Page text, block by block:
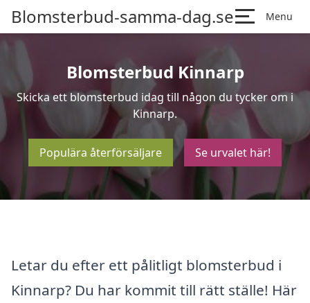
Blomsterbud-samma-dag.se Menu
Blomsterbud Kinnarp
Skicka ett blomsterbud idag till någon du tycker om i
Kinnarp.
Populära återförsäljare Se urvalet här!
Letar du efter ett pålitligt blomsterbud i
Kinnarp? Du har kommit till rätt ställe! Här